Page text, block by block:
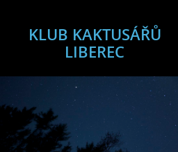
KLUB KAKTUSÁŘŮ
LIBEREC